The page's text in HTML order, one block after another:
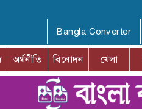
Bangla Converter
অর্থনীতি বিনোদন খেলা